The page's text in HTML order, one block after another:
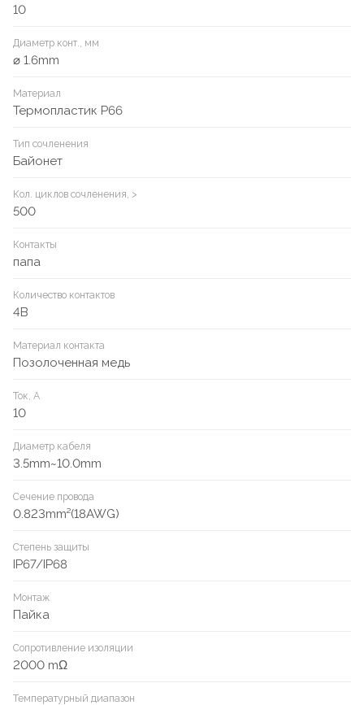
10
Диаметр конт., мм
⌀ 1.6mm
Материал
Термопластик P66
Тип сочленения
Байонет
Кол. циклов сочленения, >
500
Контакты
папа
Количество контактов
4B
Материал контакта
Позолоченная медь
Ток, А
10
Диаметр кабеля
3.5mm~10.0mm
Сечение провода
0.823mm²(18AWG)
Степень защиты
IP67/IP68
Монтаж
Пайка
Сопротивление изоляции
2000 mΩ
Температурный диапазон